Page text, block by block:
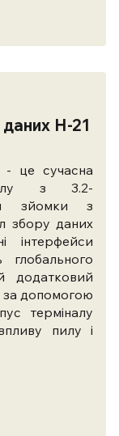
H-21
- це сучасна
з 3.2-
зйомки з
збору даних
інтерфейси
додатковий
за допомогою
терміналу
пилу і